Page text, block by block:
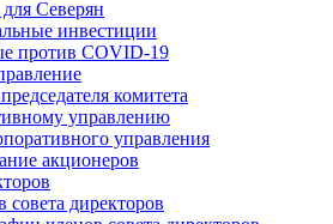
Северян
инвестиции
против COVID‑19
комитета
управлению
управления
акционеров
совета директоров